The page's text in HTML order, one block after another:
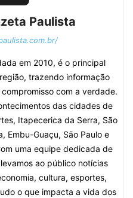
Paulista
em 2010, é o principal
trazendo informação
com a verdade.
das cidades de
Itapecerica da Serra, São
Embu-Guaçu, São Paulo e
uma equipe dedicada de
ao público notícias
cultura, esportes,
o que impacta a vida dos